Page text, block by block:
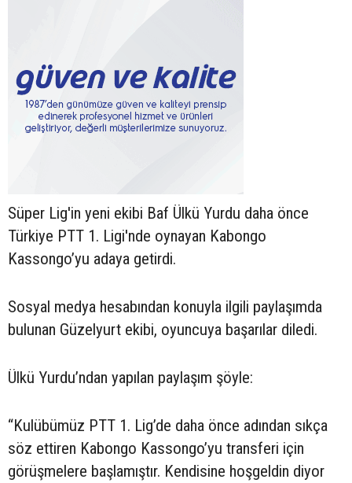
Süper Lig'in yeni ekibi Baf Ülkü Yurdu daha önce
Türkiye PTT 1. Ligi'nde oynayan Kabongo
Kassongo’yu adaya getirdi.
Sosyal medya hesabından konuyla ilgili paylaşımda
bulunan Güzelyurt ekibi, oyuncuya başarılar diledi.
Ülkü Yurdu’ndan yapılan paylaşım şöyle:
“Kulübümüz PTT 1. Lig’de daha önce adından sıkça
söz ettiren Kabongo Kassongo’yu transferi için
görüşmelere başlamıştır. Kendisine hoşgeldin diyor